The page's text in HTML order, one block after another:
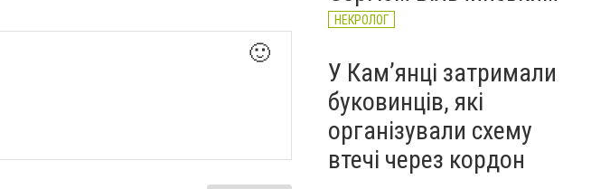
🙂
НЕКРОЛОГ
У Кам’янці затримали
буковинців, які
організували схему
втечі через кордон